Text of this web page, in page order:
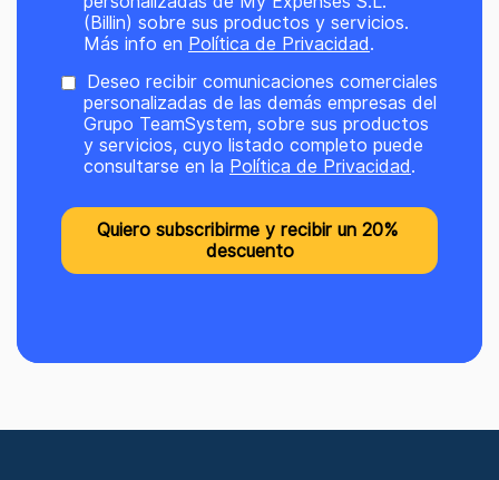
(Billin) sobre sus productos y servicios.
Más info en Política de Privacidad.
Deseo recibir comunicaciones comerciales
personalizadas de las demás empresas del
Grupo TeamSystem, sobre sus productos
y servicios, cuyo listado completo puede
consultarse en la Política de Privacidad.